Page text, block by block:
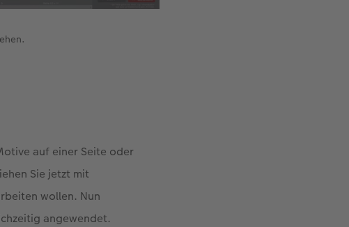
auf einer Seite oder
Sie jetzt mit
wollen. Nun
angewendet.